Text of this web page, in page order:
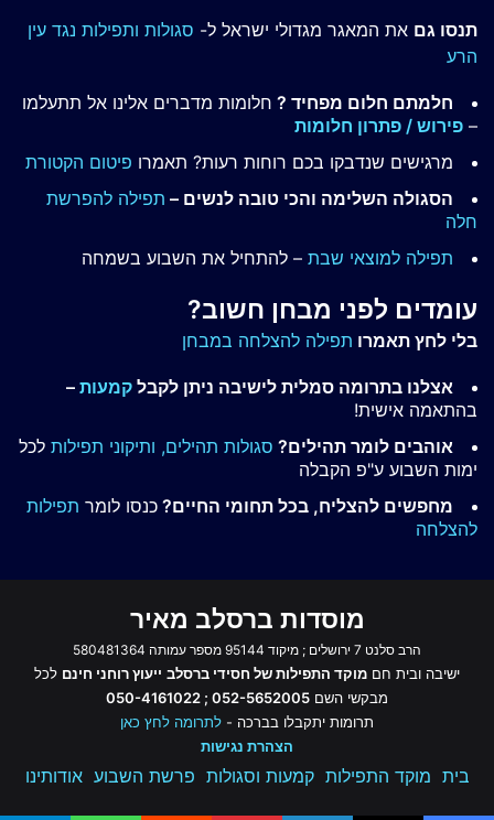
תנסו גם את המאגר מגדולי ישראל ל- סגולות ותפילות נגד עין
הרע
חלמתם חלום מפחיד ? חלומות מדברים אלינו אל תתעלמו
– פירוש / פתרון חלומות
מרגישים שנדבקו בכם רוחות רעות? תאמרו פיטום הקטורת
הסגולה השלימה והכי טובה לנשים – תפילה להפרשת
חלה
תפילה למוצאי שבת – להתחיל את השבוע בשמחה
עומדים לפני מבחן חשוב?
בלי לחץ תאמרו תפילה להצלחה במבחן
אצלנו בתרומה סמלית לישיבה ניתן לקבל קמעות –
בהתאמה אישית!
אוהבים לומר תהילים? סגולות תהילים, ותיקוני תפילות לכל
ימות השבוע ע"פ הקבלה
מחפשים להצליח, בכל תחומי החיים? כנסו לומר תפילות
להצלחה
מוסדות ברסלב מאיר
הרב סלנט 7 ירושלים ; מיקוד 95144 מספר עמותה 580481364
ישיבה ובית חם מוקד התפילות של חסידי ברסלב ייעוץ רוחני חינם לכל
מבקשי השם 052-5652005 ; 050-4161022
תרומות יתקבלו בברכה - לתרומה לחץ כאן
הצהרת נגישות
בית מוקד התפילות קמעות וסגולות פרשת השבוע אודותינו